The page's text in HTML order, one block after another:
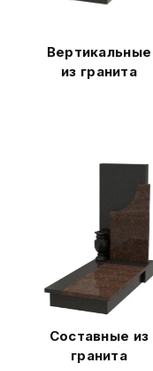
Вертикальные
из гранита
Составные из
гранита